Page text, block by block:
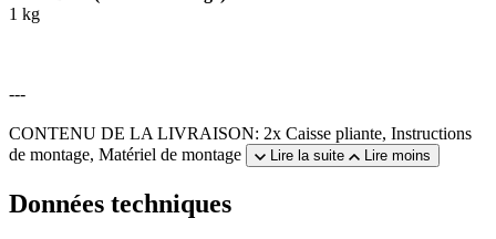
1 kg
---
CONTENU DE LA LIVRAISON: 2x Caisse pliante, Instructions
de montage, Matériel de montage
Lire la suite Lire moins
Données techniques